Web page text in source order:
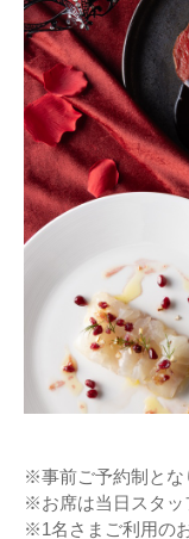
※事前ご予約制とな
※お席は当日スタッ
※1名さまご利用の